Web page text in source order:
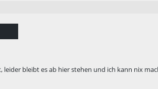
bleibt es ab hier stehen und ich kann nix